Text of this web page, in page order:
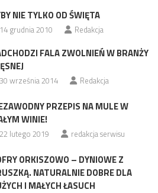
NIE TYLKO OD ŚWIĘTA
14 grudnia 2010 Redakcja
FALA ZWOLNIEŃ W BRANŻY
30 września 2014 Redakcja
PRZEPIS NA MULE W
WINIE!
22 lutego 2019 redakcja serwisu
ORKISZOWO – DYNIOWE Z
NATURALNIE DOBRE DLA
I MAŁYCH ŁASUCH